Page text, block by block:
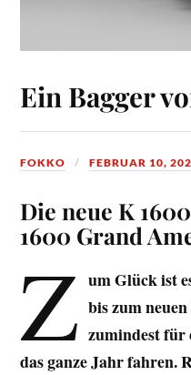
Ein Bagger
FOKKO FEBRUAR 10,
Die neue K
1600 Grand
Z um Glück ist
bis zum
zumindest für
das ganze Jahr fahren.